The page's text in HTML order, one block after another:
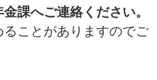
課へご連絡ください。
ことがありますのでご